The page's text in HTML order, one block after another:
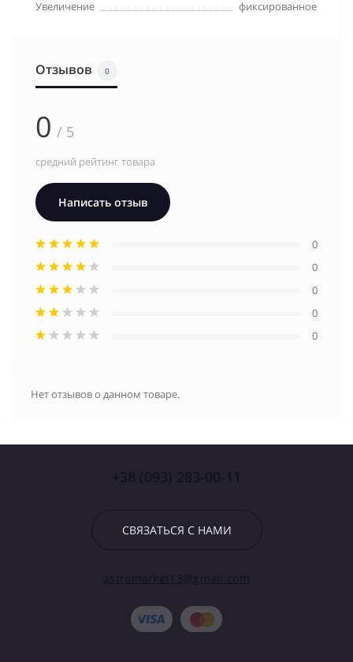
Увеличение
фиксированное
Отзывов 0
0 / 5
средний рейтинг товара
Написать отзыв
0
0
0
0
0
Нет отзывов о данном товаре.
СВЯЗАТЬСЯ С НАМИ